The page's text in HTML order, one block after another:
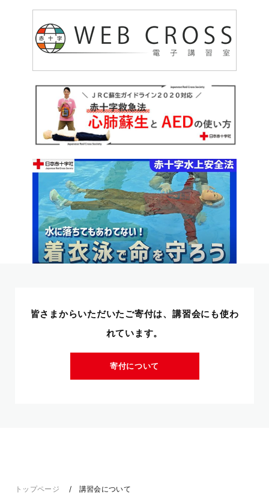
皆さまからいただいたご寄付は、講習会にも使わ
れています。
寄付について
トップページ 講習会について